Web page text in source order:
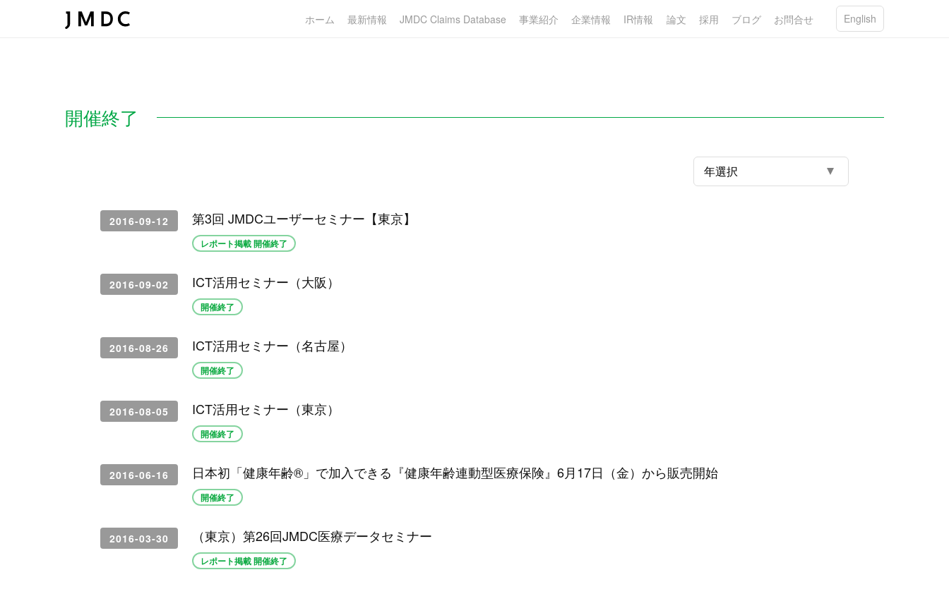
ホーム 最新情報 JMDC Claims Database 事業紹介 企業情報 IR情報 論文 採用 ブログ お問合せ English
開催終了
年選択
2016-09-12 第3回 JMDCユーザーセミナー【東京】
レポート掲載 開催終了
2016-09-02 ICT活用セミナー（大阪）
開催終了
2016-08-26 ICT活用セミナー（名古屋）
開催終了
2016-08-05 ICT活用セミナー（東京）
開催終了
2016-06-16 日本初「健康年齢®」で加入できる『健康年齢連動型医療保険』6月17日（金）から販売開始
開催終了
2016-03-30 （東京）第26回JMDC医療データセミナー
レポート掲載 開催終了